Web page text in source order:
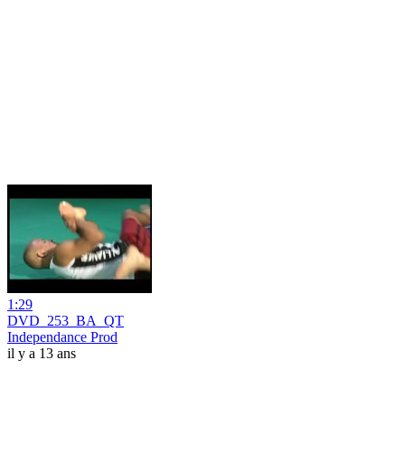
1:29
DVD_253_BA_QT
Independance Prod
il y a 13 ans